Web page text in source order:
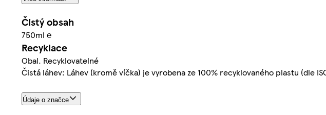
Čistý obsah
750ml ℮
Recyklace
Obal. Recyklovatelné
Čistá láhev: Láhev (kromě víčka) je vyrobena ze 100% recyklovaného plastu (dle
Údaje o značce